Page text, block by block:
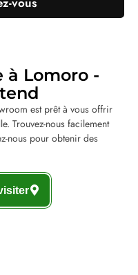
à Lomoro -
est prêt à vous offrir
Trouvez-nous facilement
nous pour obtenir des